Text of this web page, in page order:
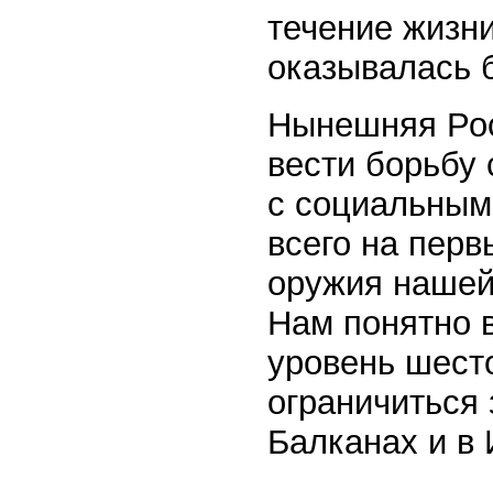
течение
оказывалась
Нынешняя
вести
с
всего на
оружия
Нам понятно
уровень
Балканах и в